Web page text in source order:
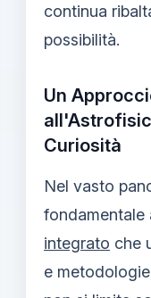
continua
possibilità.
Un
Curiosità
Nel vasto
fondamentale
integrato che
e